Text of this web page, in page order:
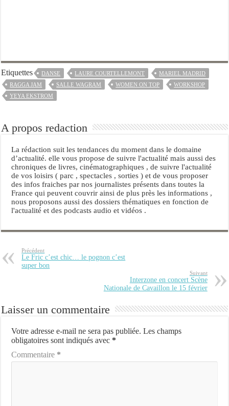
Etiquettes DANSE LAURE COURTELLEMONT
MARIEL MADRID
RAGGA JAM
SALLE WAGRAM WOMEN ON TOP
WORKSHOP
YEYA EKSTROM
A propos redaction
La rédaction suit les tendances du moment dans le domaine
d’actualité. elle vous propose de suivre l'actualité mais aussi des
chroniques de livres, cinématographiques , de suivre l'actualité
de vos loisirs ( parc , spectacles , sorties ) et de vous proposer
des infos fraiches par nos journalistes présents dans toutes la
France qui peuvent couvrir ainsi de plus près les informations ,
nous proposons aussi des dossiers thématiques en fonction de
l'actualité et des podcasts audio et vidéos .
Précédent
Le Fric c’est chic… le pognon c’est
super bon
Suivant
Interzone en concert Scène
Nationale de Cavaillon le 15 février
Laisser un commentaire
Votre adresse e-mail ne sera pas publiée. Les champs
obligatoires sont indiqués avec *
Commentaire *